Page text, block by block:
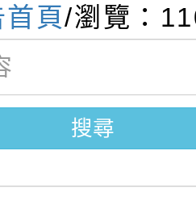
案
施要點」及修
園市115年度
競賽』實施計
果(第11招)】
1學期第7次
果(第3招)】
首頁/瀏覽：
搜尋